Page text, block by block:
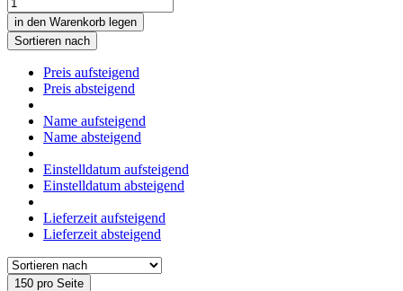
in den Warenkorb legen
Sortieren nach
Preis aufsteigend
Preis absteigend
Name aufsteigend
Name absteigend
Einstelldatum aufsteigend
Einstelldatum absteigend
Lieferzeit aufsteigend
Lieferzeit absteigend
150 pro Seite